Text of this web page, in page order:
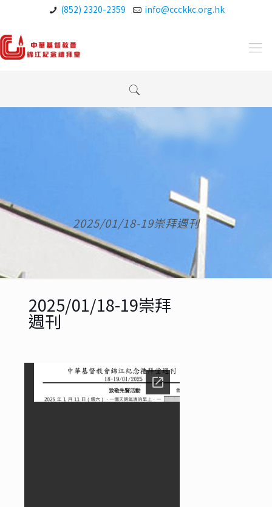
(852) 2320-2359 info@ccckkc.org.hk
2025/01/18-19崇拜週刊
2025/01/18-19崇拜
週刊